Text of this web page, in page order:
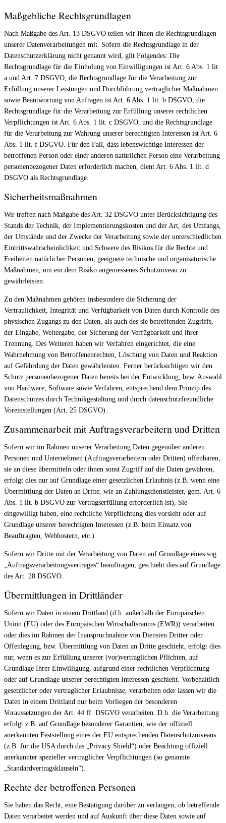
Maßgebliche Rechtsgrundlagen
Nach Maßgabe des Art. 13 DSGVO teilen wir Ihnen die Rechtsgrundlagen
unserer Datenverarbeitungen mit. Sofern die Rechtsgrundlage in der
Datenschutzerklärung nicht genannt wird, gilt Folgendes: Die
Rechtsgrundlage für die Einholung von Einwilligungen ist Art. 6 Abs. 1 lit.
a und Art. 7 DSGVO, die Rechtsgrundlage für die Verarbeitung zur
Erfüllung unserer Leistungen und Durchführung vertraglicher Maßnahmen
sowie Beantwortung von Anfragen ist Art. 6 Abs. 1 lit. b DSGVO, die
Rechtsgrundlage für die Verarbeitung zur Erfüllung unserer rechtlichen
Verpflichtungen ist Art. 6 Abs. 1 lit. c DSGVO, und die Rechtsgrundlage
für die Verarbeitung zur Wahrung unserer berechtigten Interessen ist Art. 6
Abs. 1 lit. f DSGVO. Für den Fall, dass lebenswichtige Interessen der
betroffenen Person oder einer anderen natürlichen Person eine Verarbeitung
personenbezogener Daten erforderlich machen, dient Art. 6 Abs. 1 lit. d
DSGVO als Rechtsgrundlage.
Sicherheitsmaßnahmen
Wir treffen nach Maßgabe des Art. 32 DSGVO unter Berücksichtigung des
Stands der Technik, der Implementierungskosten und der Art, des Umfangs,
der Umstände und der Zwecke der Verarbeitung sowie der unterschiedlichen
Eintrittswahrscheinlichkeit und Schwere des Risikos für die Rechte und
Freiheiten natürlicher Personen, geeignete technische und organisatorische
Maßnahmen, um ein dem Risiko angemessenes Schutzniveau zu
gewährleisten.
Zu den Maßnahmen gehören insbesondere die Sicherung der
Vertraulichkeit, Integrität und Verfügbarkeit von Daten durch Kontrolle des
physischen Zugangs zu den Daten, als auch des sie betreffenden Zugriffs,
der Eingabe, Weitergabe, der Sicherung der Verfügbarkeit und ihrer
Trennung. Des Weiteren haben wir Verfahren eingerichtet, die eine
Wahrnehmung von Betroffenenrechten, Löschung von Daten und Reaktion
auf Gefährdung der Daten gewährleisten. Ferner berücksichtigen wir den
Schutz personenbezogener Daten bereits bei der Entwicklung, bzw. Auswahl
von Hardware, Software sowie Verfahren, entsprechend dem Prinzip des
Datenschutzes durch Technikgestaltung und durch datenschutzfreundliche
Voreinstellungen (Art. 25 DSGVO).
Zusammenarbeit mit Auftragsverarbeitern und Dritten
Sofern wir im Rahmen unserer Verarbeitung Daten gegenüber anderen
Personen und Unternehmen (Auftragsverarbeitern oder Dritten) offenbaren,
sie an diese übermitteln oder ihnen sonst Zugriff auf die Daten gewähren,
erfolgt dies nur auf Grundlage einer gesetzlichen Erlaubnis (z.B. wenn eine
Übermittlung der Daten an Dritte, wie an Zahlungsdienstleister, gem. Art. 6
Abs. 1 lit. b DSGVO zur Vertragserfüllung erforderlich ist), Sie
eingewilligt haben, eine rechtliche Verpflichtung dies vorsieht oder auf
Grundlage unserer berechtigten Interessen (z.B. beim Einsatz von
Beauftragten, Webhostern, etc.).
Sofern wir Dritte mit der Verarbeitung von Daten auf Grundlage eines sog.
„Auftragsverarbeitungsvertrages“ beauftragen, geschieht dies auf Grundlage
des Art. 28 DSGVO.
Übermittlungen in Drittländer
Sofern wir Daten in einem Drittland (d.h. außerhalb der Europäischen
Union (EU) oder des Europäischen Wirtschaftsraums (EWR)) verarbeiten
oder dies im Rahmen der Inanspruchnahme von Diensten Dritter oder
Offenlegung, bzw. Übermittlung von Daten an Dritte geschieht, erfolgt dies
nur, wenn es zur Erfüllung unserer (vor)vertraglichen Pflichten, auf
Grundlage Ihrer Einwilligung, aufgrund einer rechtlichen Verpflichtung
oder auf Grundlage unserer berechtigten Interessen geschieht. Vorbehaltlich
gesetzlicher oder vertraglicher Erlaubnisse, verarbeiten oder lassen wir die
Daten in einem Drittland nur beim Vorliegen der besonderen
Voraussetzungen der Art. 44 ff. DSGVO verarbeiten. D.h. die Verarbeitung
erfolgt z.B. auf Grundlage besonderer Garantien, wie der offiziell
anerkannten Feststellung eines der EU entsprechenden Datenschutzniveaus
(z.B. für die USA durch das „Privacy Shield“) oder Beachtung offiziell
anerkannter spezieller vertraglicher Verpflichtungen (so genannte
„Standardvertragsklauseln“).
Rechte der betroffenen Personen
Sie haben das Recht, eine Bestätigung darüber zu verlangen, ob betreffende
Daten verarbeitet werden und auf Auskunft über diese Daten sowie auf